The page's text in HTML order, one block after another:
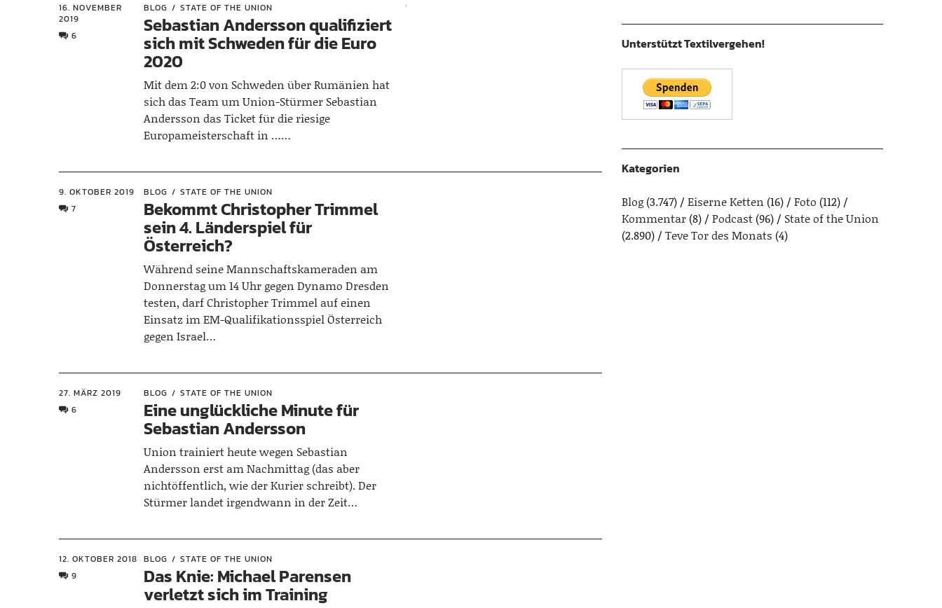
16. NOVEMBER
2019
6
BLOG STATE OF THE UNION
Sebastian Andersson qualifiziert
sich mit Schweden für die Euro
2020
Mit dem 2:0 von Schweden über Rumänien hat
sich das Team um Union-Stürmer Sebastian
Andersson das Ticket für die riesige
Europameisterschaft in ……
9. OKTOBER 2019
7
BLOG STATE OF THE UNION
Bekommt Christopher Trimmel
sein 4. Länderspiel für
Österreich?
Während seine Mannschaftskameraden am
Donnerstag um 14 Uhr gegen Dynamo Dresden
testen, darf Christopher Trimmel auf einen
Einsatz im EM-Qualifikationsspiel Österreich
gegen Israel…
27. MÄRZ 2019
6
BLOG STATE OF THE UNION
Eine unglückliche Minute für
Sebastian Andersson
Union trainiert heute wegen Sebastian
Andersson erst am Nachmittag (das aber
nichtöffentlich, wie der Kurier schreibt). Der
Stürmer landet irgendwann in der Zeit…
12. OKTOBER 2018
9
BLOG STATE OF THE UNION
Das Knie: Michael Parensen
verletzt sich im Training
Unterstützt Textilvergehen!
Kategorien
Blog(3.747) Eiserne Ketten (16) Foto (112)
Kommentar(8) Podcast(96)
State of the Union
(2.890)
Teve Tor des Monats (4)